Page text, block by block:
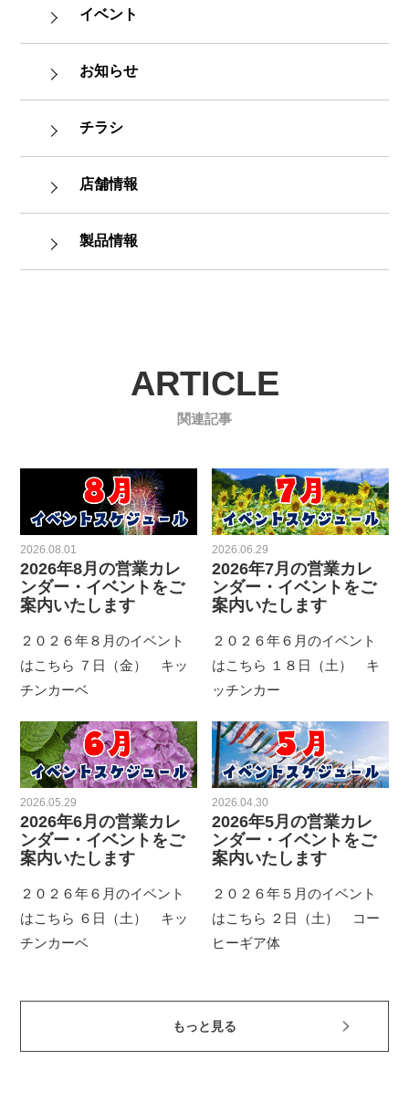
イベント
お知らせ
チラシ
店舗情報
製品情報
ARTICLE
関連記事
2026.08.01
2026年8月の営業カレ
ンダー・イベントをご
案内いたします
２０２６年８月のイベント
はこちら ７日（金） キッ
チンカーベ
2026.06.29
2026年7月の営業カレ
ンダー・イベントをご
案内いたします
２０２６年６月のイベント
はこちら １８日（土） キ
ッチンカー
2026.05.29
2026年6月の営業カレ
ンダー・イベントをご
案内いたします
２０２６年６月のイベント
はこちら ６日（土） キッ
チンカーベ
2026.04.30
2026年5月の営業カレ
ンダー・イベントをご
案内いたします
２０２６年５月のイベント
はこちら ２日（土） コー
ヒーギア体
もっと見る